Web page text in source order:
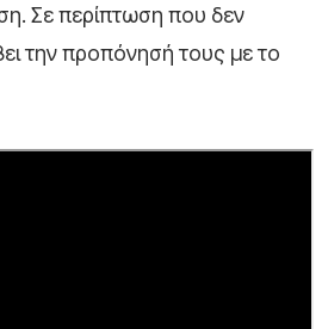
Σε περίπτωση που δεν
την προπόνησή τους με το